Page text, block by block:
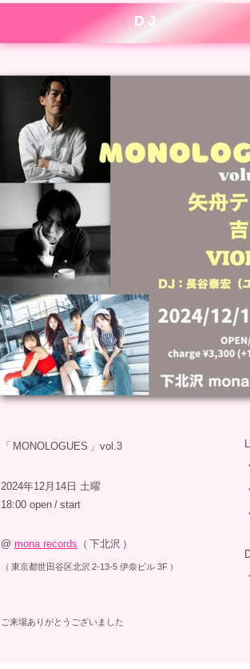
DJ
「 MONOLOGUES 」 vol.3
2024年12月14日 土曜
18:00 open / start
@ mona records （ 下北沢 ）
（ 東京都世田谷区北沢 2-13-5 伊奈ビル 3F ）
ご来場ありがとうございました